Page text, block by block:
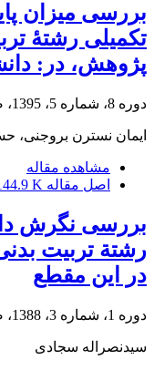
بررسی میزان
تکمیلی رشتۀ
پژوهش، در:
دوره 8، شماره 5، 1395، صفحه
ایمان نسترن
مشاهده مقاله
اصل مقاله K
بررسی نگرش
رشتة‌ تربیت
در این مقطع
دوره 1، شماره 3، 1388، صفحه
سیدنصراله سجادی